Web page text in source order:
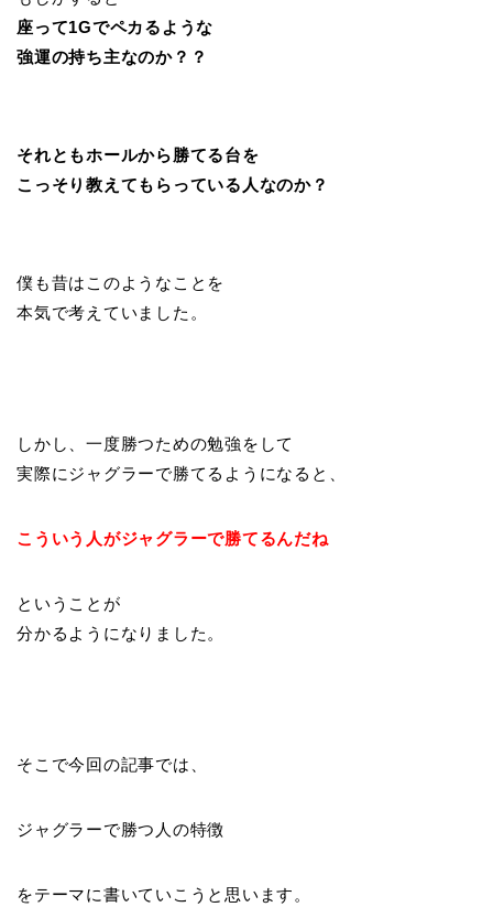
座って1Gでペカるような
強運の持ち主なのか？？
それともホールから勝てる台を
こっそり教えてもらっている人なのか？
僕も昔はこのようなことを
本気で考えていました。
しかし、一度勝つための勉強をして
実際にジャグラーで勝てるようになると、
こういう人がジャグラーで勝てるんだね
ということが
分かるようになりました。
そこで今回の記事では、
ジャグラーで勝つ人の特徴
をテーマに書いていこうと思います。